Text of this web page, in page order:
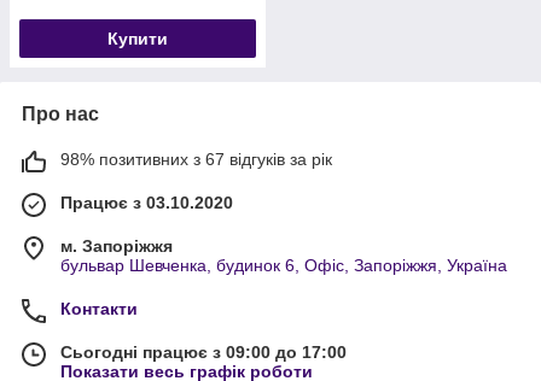
Купити
Про нас
98% позитивних з 67 відгуків за рік
Працює з 03.10.2020
м. Запоріжжя
бульвар Шевченка, будинок 6, Офіс, Запоріжжя, Україна
Контакти
Сьогодні працює з 09:00 до 17:00
Показати весь графік роботи